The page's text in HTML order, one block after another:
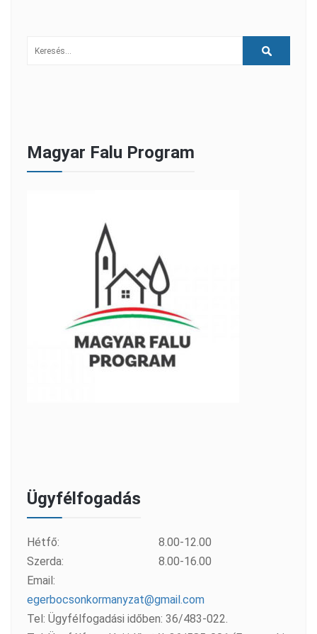
Magyar Falu Program
Ügyfélfogadás
Hétfő:
8.00-12.00
Szerda:
8.00-16.00
Email:
egerbocsonkormanyzat@gmail.com
Tel: Ügyfélfogadási időben: 36/483-022.